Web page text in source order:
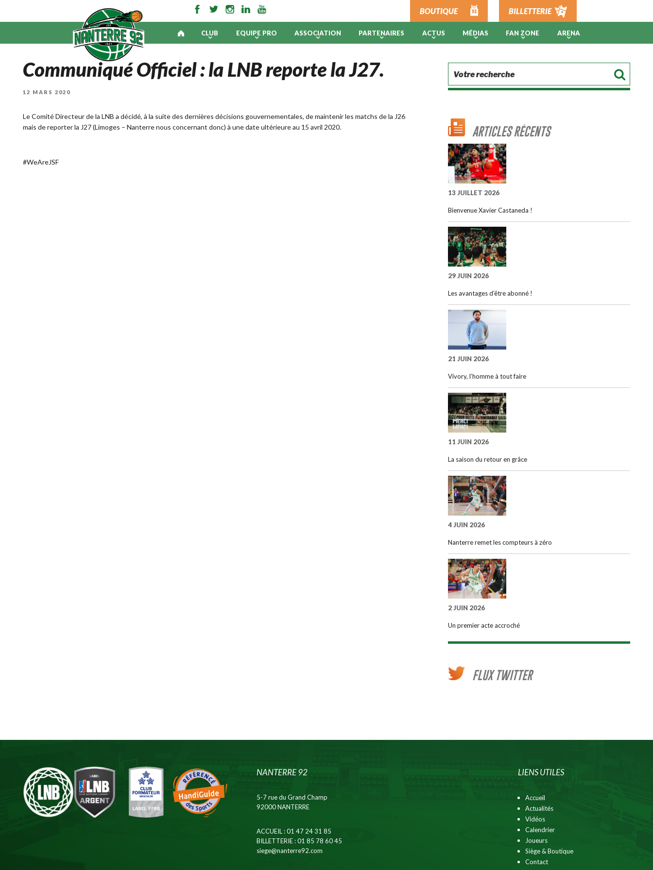
BOUTIQUE BILLETTERIE
CLUB EQUIPE PRO ASSOCIATION PARTENAIRES ACTUS MÉDIAS FAN ZONE ARENA
Communiqué Officiel : la LNB reporte la J27.
PUBLIÉ
12 MARS 2020
Le Comité Directeur de la LNB a décidé, à la suite des dernières décisions gouvernementales, de maintenir les matchs de la J26
mais de reporter la J27 (Limoges – Nanterre nous concernant donc) à une date ultérieure au 15 avril 2020.
#WeAreJSF
ARTICLES RÉCENTS
13 JUILLET 2026
Bienvenue Xavier Castaneda !
29 JUIN 2026
Les avantages d’être abonné !
21 JUIN 2026
Vivory, l’homme à tout faire
11 JUIN 2026
La saison du retour en grâce
4 JUIN 2026
Nanterre remet les compteurs à zéro
2 JUIN 2026
Un premier acte accroché
FLUX TWITTER
NANTERRE 92
5-7 rue du Grand Champ
92000 NANTERRE
ACCUEIL : 01 47 24 31 85
BILLETTERIE : 01 85 78 60 45
siege@nanterre92.com
LIENS UTILES
Accueil
Actualités
Vidéos
Calendrier
Joueurs
Siège & Boutique
Contact